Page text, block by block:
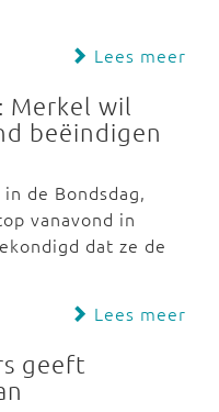
Lees meer
Merkel wil
beëindigen
de Bondsdag,
vanavond in
dat ze de
Lees meer
geeft